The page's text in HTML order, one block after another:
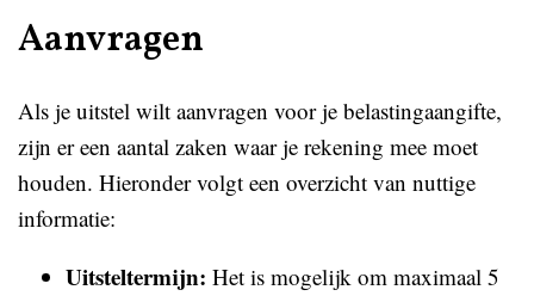
Aanvragen
Als je uitstel wilt aanvragen voor je belastingaangifte,
zijn er een aantal zaken waar je rekening mee moet
houden. Hieronder volgt een overzicht van nuttige
informatie:
Uitsteltermijn: Het is mogelijk om maximaal 5